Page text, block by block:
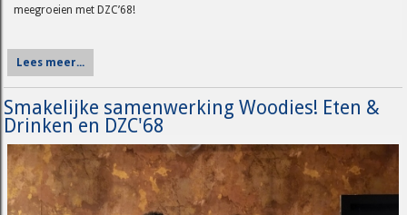
meegroeien met DZC’68!
Lees meer...
Smakelijke samenwerking Woodies! Eten &
Drinken en DZC'68